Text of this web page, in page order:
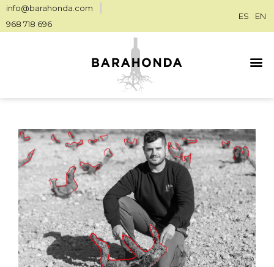
info@barahonda.com
968 718 696
ES EN